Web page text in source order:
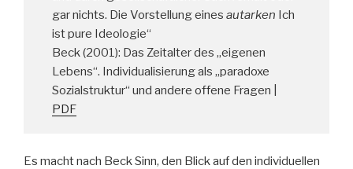
gar nichts. Die Vorstellung eines autarken Ich
ist pure Ideologie“
Beck (2001): Das Zeitalter des „eigenen
Lebens“. Individualisierung als „paradoxe
Sozialstruktur“ und andere offene Fragen |
PDF
Es macht nach Beck Sinn, den Blick auf den individuellen